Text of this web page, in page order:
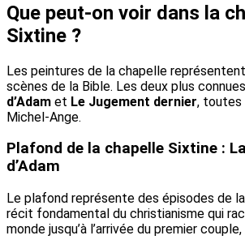
Que peut-on voir dans la
Sixtine ?
Les peintures de la chapelle
scènes de la Bible. Les deux plus
d’Adam et Le Jugement dernier, toutes
Michel-Ange.
Plafond de la chapelle Sixtine :
d’Adam
Le plafond représente des épisodes de la
récit fondamental du christianisme qui
monde jusqu’à l’arrivée du premier